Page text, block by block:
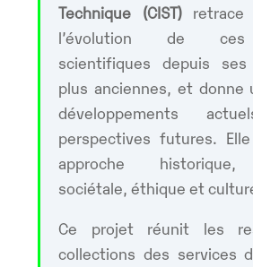
Technique (CIST)retrace
l’évolution de ces
scientifiques depuis
plus anciennes, et donne
développements
perspectives futures.
approche historique,
sociétale, éthique et
Ce projet réunit les
collections des services